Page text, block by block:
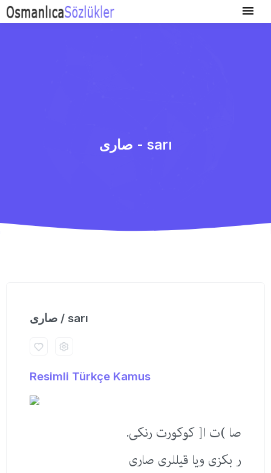
صاری - sarı
صاری / sarı
Resimli Türkçe Kamus
صا )ت ا[ كوكورت رنكی.
ر بكزی ویا قیللری صاری